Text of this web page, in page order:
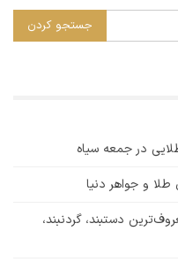
در جمعه سیاه
و جواهر دنیا
دستبند، گردنبند،